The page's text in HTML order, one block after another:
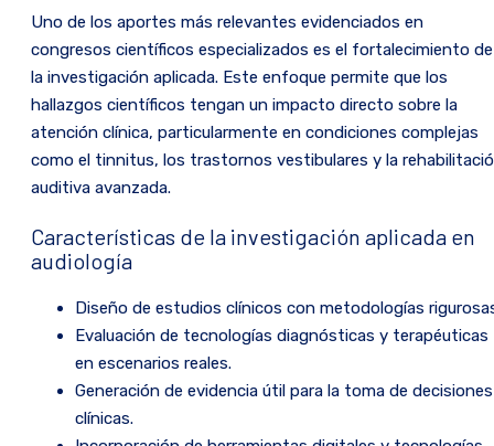
Uno de los aportes más relevantes evidenciados en
congresos científicos especializados es el fortalecimiento de
la investigación aplicada. Este enfoque permite que los
hallazgos científicos tengan un impacto directo sobre la
atención clínica, particularmente en condiciones complejas
como el tinnitus, los trastornos vestibulares y la
auditiva avanzada.
Características de la investigación aplicada en
audiología
Diseño de estudios clínicos con metodologías
Evaluación de tecnologías diagnósticas y terapéuticas
en escenarios reales.
Generación de evidencia útil para la toma de decisiones
clínicas.